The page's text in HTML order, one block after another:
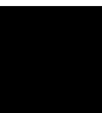
être en
du